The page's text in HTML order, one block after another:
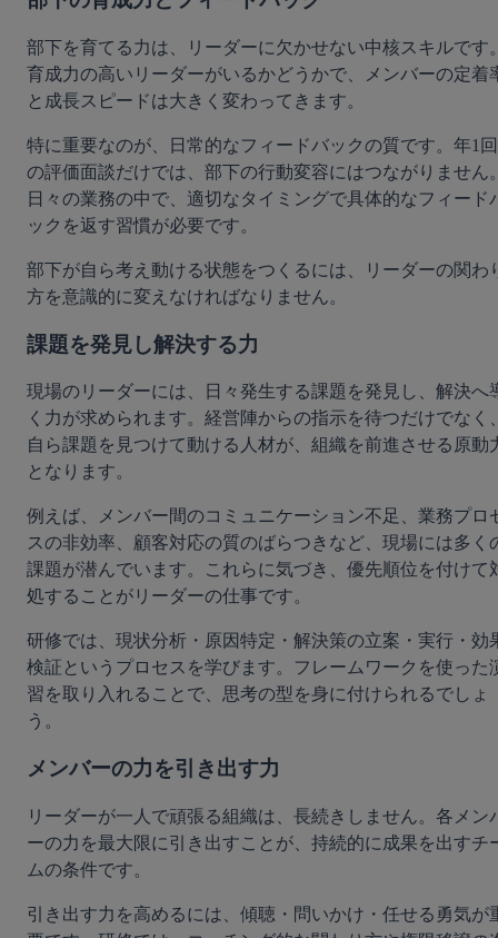
部下を育てる力は、リーダーに欠かせない中核スキルです
育成力の高いリーダーがいるかどうかで、メンバーの定着
と成長スピードは大きく変わってきます。
特に重要なのが、日常的なフィードバックの質です。年1回
の評価面談だけでは、部下の行動変容にはつながりません
日々の業務の中で、適切なタイミングで具体的なフィード
ックを返す習慣が必要です。
部下が自ら考え動ける状態をつくるには、リーダーの関わ
方を意識的に変えなければなりません。
課題を発見し解決する力
現場のリーダーには、日々発生する課題を発見し、解決へ
く力が求められます。経営陣からの指示を待つだけでなく
自ら課題を見つけて動ける人材が、組織を前進させる原動
となります。
例えば、メンバー間のコミュニケーション不足、業務プロ
スの非効率、顧客対応の質のばらつきなど、現場には多く
課題が潜んでいます。これらに気づき、優先順位を付けて
処することがリーダーの仕事です。
研修では、現状分析・原因特定・解決策の立案・実行・効
検証というプロセスを学びます。フレームワークを使った
習を取り入れることで、思考の型を身に付けられるでしょ
う。
メンバーの力を引き出す力
リーダーが一人で頑張る組織は、長続きしません。各メン
ーの力を最大限に引き出すことが、持続的に成果を出すチ
ムの条件です。
引き出す力を高めるには、傾聴・問いかけ・任せる勇気が